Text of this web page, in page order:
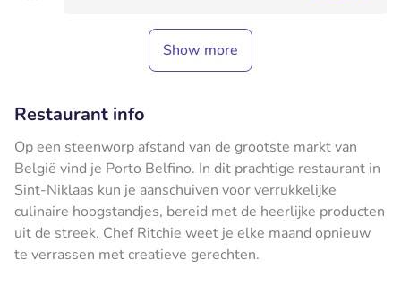
Show more
Restaurant info
Op een steenworp afstand van de grootste markt van
België vind je Porto Belfino. In dit prachtige restaurant in
Sint-Niklaas kun je aanschuiven voor verrukkelijke
culinaire hoogstandjes, bereid met de heerlijke producten
uit de streek. Chef Ritchie weet je elke maand opnieuw
te verrassen met creatieve gerechten.